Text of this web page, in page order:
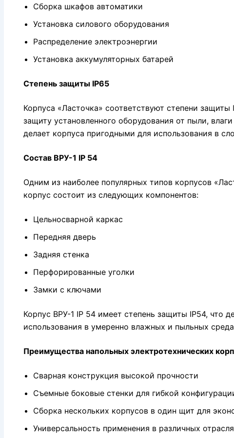
Сборка шкафов автоматики
Установка силового оборудования
Распределение электроэнергии
Установка аккумуляторных батарей
Степень защиты IP65
Корпуса «Ласточка» соответствуют степени
защиту установленного оборудования от пыли,
делает корпуса пригодными для использования в
Состав ВРУ-1 IP 54
Одним из наиболее популярных типов корпусов
корпус состоит из следующих компонентов:
Цельносварной каркас
Передняя дверь
Задняя стенка
Перфорированные уголки
Замки с ключами
Корпус ВРУ-1 IP 54 имеет степень защиты IP54, что
использования в умеренно влажных и пыльных
Преимущества напольных электротехнических
Сварная конструкция высокой прочности
Съемные боковые стенки для гибкой
Сборка нескольких корпусов в один щит для
Универсальность применения в различных